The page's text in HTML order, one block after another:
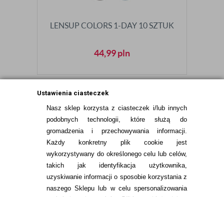
Ustawienia ciasteczek
Nasz sklep korzysta z ciasteczek i/lub innych
podobnych technologii, które służą do
gromadzenia i przechowywania informacji.
Każdy konkretny plik cookie jest
wykorzystywany do określonego celu lub celów,
takich jak identyfikacja użytkownika,
uzyskiwanie informacji o sposobie korzystania z
naszego Sklepu lub w celu spersonalizowania
LENSUP COLORS 1-DAY 10 SZTUK
44,99pln
Źródła:
K. Haworth, D. Travis, L. Leslie, D. Fuller, A.
Pucker,Silicone hydrogel versus hydrogel soft
contact lenses for differences in patient‐